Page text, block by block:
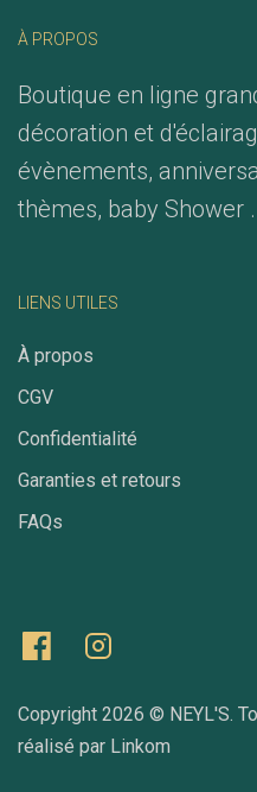
À PROPOS
Boutique en ligne
décoration et
évènements,
thèmes, baby Shower
LIENS UTILES
À propos
CGV
Confidentialité
Garanties et retours
FAQs
Copyright 2026 © NEYL'S.
réalisé par Linkom